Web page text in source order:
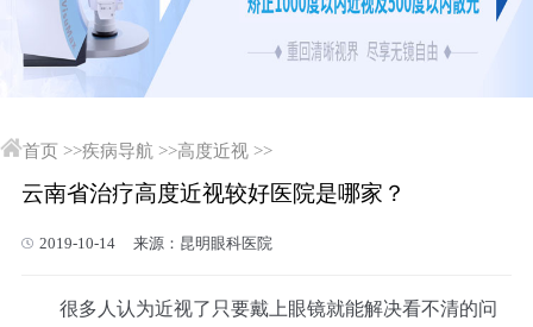
首页 >>疾病导航 >>高度近视 >>
云南省治疗高度近视较好医院是哪家？
2019-10-14 来源：昆明眼科医院
很多人认为近视了只要戴上眼镜就能解决看不清的问